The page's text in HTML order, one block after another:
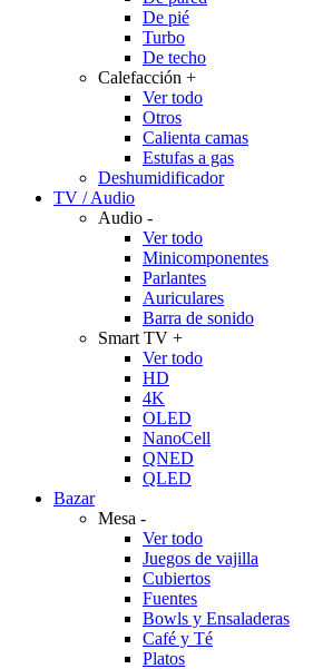
De pié
Turbo
De techo
Calefacción +
Ver todo
Otros
Calienta camas
Estufas a gas
Deshumidificador
TV / Audio
Audio -
Ver todo
Minicomponentes
Parlantes
Auriculares
Barra de sonido
Smart TV +
Ver todo
HD
4K
OLED
NanoCell
QNED
QLED
Bazar
Mesa -
Ver todo
Juegos de vajilla
Cubiertos
Fuentes
Bowls y Ensaladeras
Café y Té
Platos